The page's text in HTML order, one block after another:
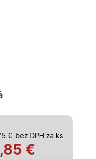
€ bez DPH za ks
€